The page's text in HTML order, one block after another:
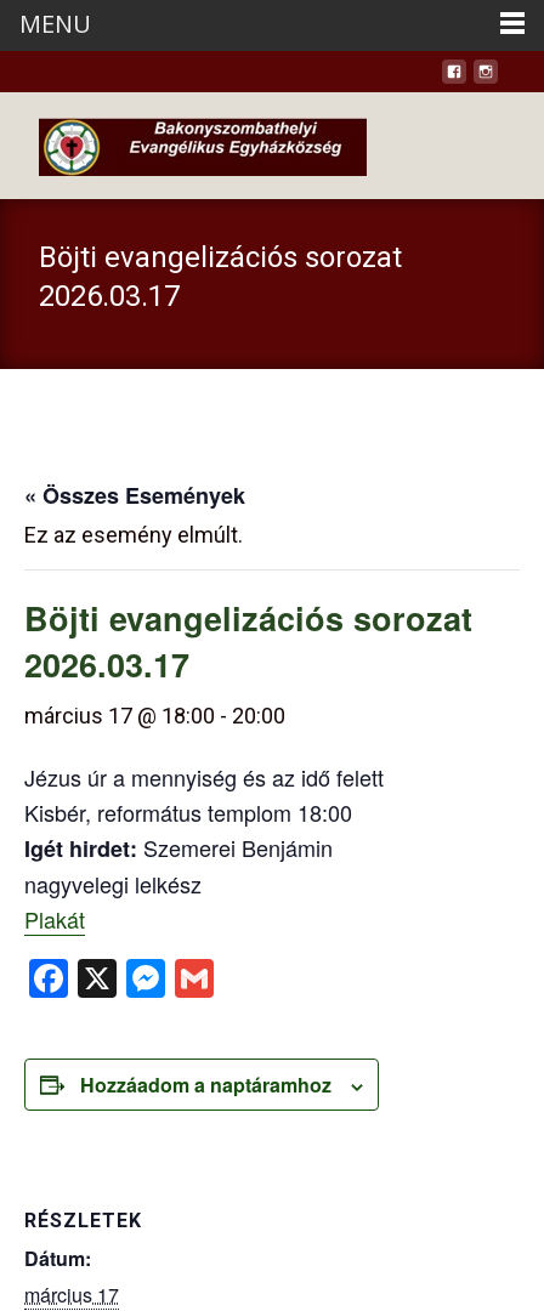
Böjti evangelizációs sorozat
2026.03.17
« Összes Események
Ez az esemény elmúlt.
Böjti evangelizációs sorozat
2026.03.17
március 17 @ 18:00 - 20:00
Jézus úr a mennyiség és az idő felett
Kisbér, református templom 18:00
Igét hirdet: Szemerei Benjámin
nagyvelegi lelkész
Plakát
Facebook
X Messenger
Hozzáadom a naptáramhoz
RÉSZLETEK
Dátum:
március 17
MENU